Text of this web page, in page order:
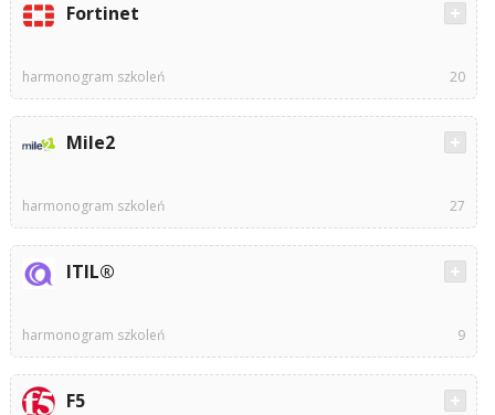
Fortinet
harmonogram szkoleń 20
Mile2
harmonogram szkoleń 27
ITIL®
harmonogram szkoleń 9
F5